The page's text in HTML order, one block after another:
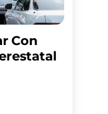
Con